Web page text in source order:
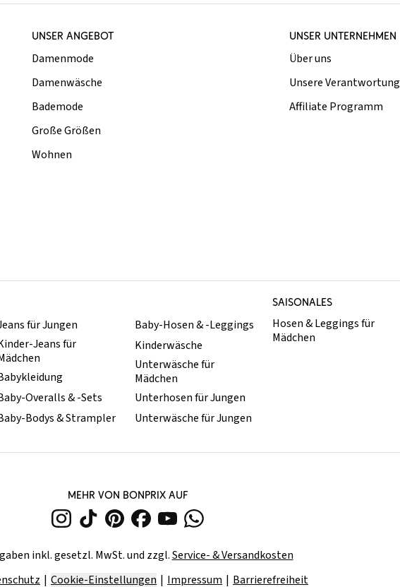
UNSER ANGEBOT
Damenmode
Damenwäsche
Bademode
Große Größen
Wohnen
UNSER UNTERNEHMEN
Über uns
Unsere Verantwortung
Affiliate Programm
SAISONALES
für Jungen
Jeans für
Overalls & -Sets
Bodys & Strampler
Baby-Hosen & -Leggings
Kinderwäsche
Unterwäsche für
Mädchen
Unterhosen für Jungen
Unterwäsche für Jungen
Hosen & Leggings für
Mädchen
MEHR VON BONPRIX AUF
inkl. gesetzl. MwSt. und zzgl.Service- & Versandkosten
Cookie-Einstellungen Impressum Barrierefreiheit